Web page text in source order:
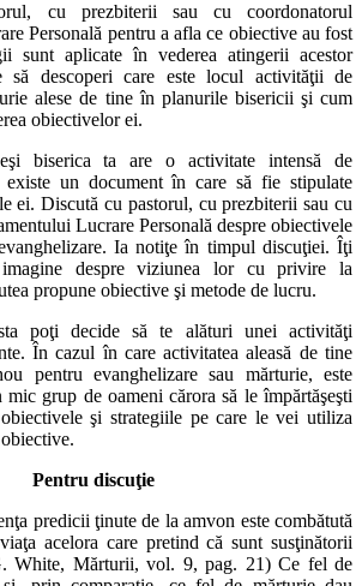
cu prezbiterii sau cu coordonatorul
Personală pentru a afla ce obiective au fost
sunt aplicate în vederea atingerii acestor
să descoperi care este locul activităţii de
alese de tine în planurile bisericii şi cum
obiectivelor ei.
biserica ta are o activitate intensă de
un document în care să fie stipulate
ei. Discută cu pastorul, cu prezbiterii sau cu
Lucrare Personală despre obiectivele
Ia notiţe în timpul discuţiei. Îţi
despre viziunea lor cu privire la
propune obiective şi metode de lucru.
poţi decide să te alături unei activităţi
În cazul în care activitatea aleasă de tine
pentru evanghelizare sau mărturie, este
mic grup de oameni cărora să le împărtăşeşti
tivele şi strategiile pe care le vei utiliza
Pentru discuţie
predicii ţinute de la amvon este combătută
acelora care pretind că sunt susţinătorii
White, Mărturii, vol. 9, pag. 21) Ce fel de